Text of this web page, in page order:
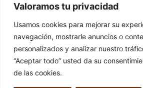
Valoramos tu privacidad
Usamos cookies para mejorar su
navegación, mostrarle anuncios o
personalizados y analizar nuestro
“Aceptar todo” usted da su
de las cookies.
Políticas de Envío
Políticas de
Privacidad
Políticas de
Devoluciones y
Reembolsos
por